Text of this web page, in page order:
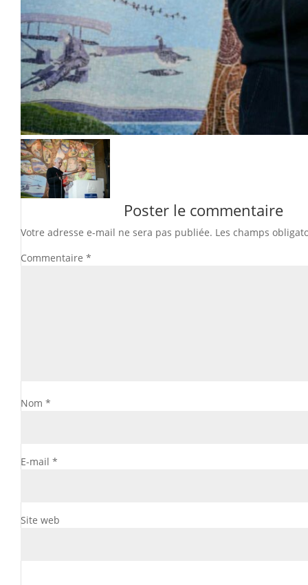
Poster le commentaire
Votre adresse e-mail ne sera pas publiée. Les champs
Commentaire *
Nom *
E-mail *
Site web